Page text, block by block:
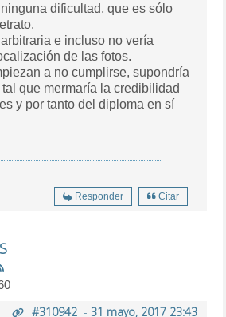
dificultad, que es sólo
e incluso no vería
de las fotos.
a no cumplirse, supondría
que mermaría la credibilidad
y por tanto del diploma en sí
Responder Citar
#310942- 31 mayo, 2017 23:43